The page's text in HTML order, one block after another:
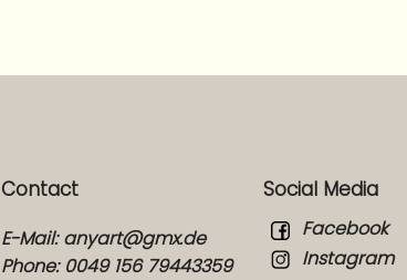
Contact
E-Mail:anyart@gmx.de
Phone: 0049 156 79443359
Social Media
Facebook
Instagram